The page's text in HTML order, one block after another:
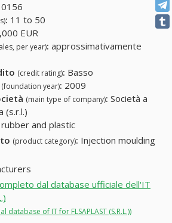
: 11 to 50
EUR
per year): approssimativamente
(credit rating): Basso
(foundation year): 2009
(main type of company): Società a
(s.r.l.)
and plastic
(product category): Injection moulding
dal database ufficiale dell'IT
of IT for FLSAPLAST (S.R.L.))